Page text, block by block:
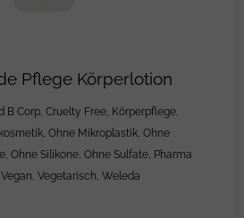
Pflege Körperlotion
B Corp, Cruelty Free, Körperpflege,
, Ohne Mikroplastik, Ohne
, Ohne Silikone, Ohne Sulfate, Pharma
Vegan, Vegetarisch, Weleda